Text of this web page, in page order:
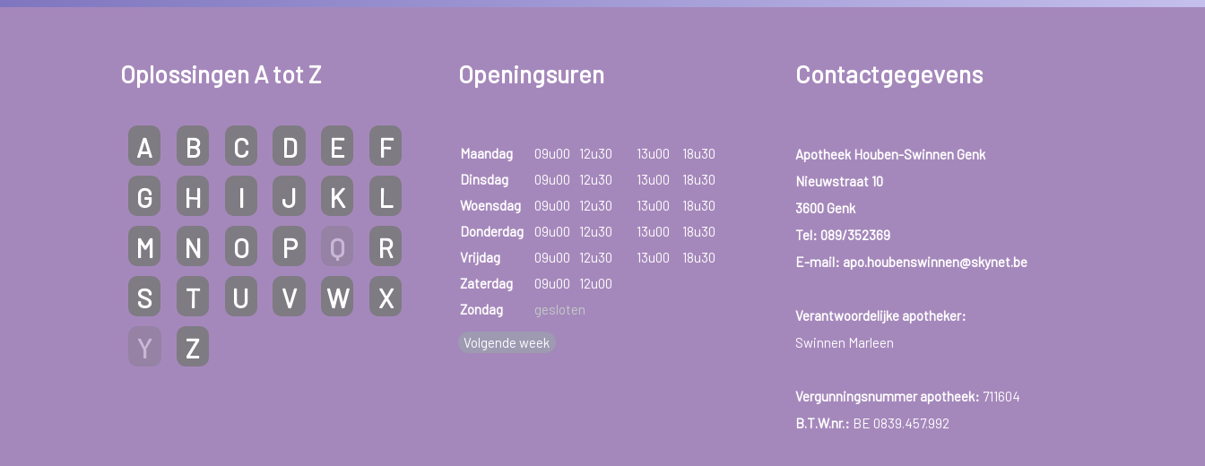
Oplossingen A tot Z
A B C D E
F
G
H I J K
L
M
N O P Q
R
S
T U V W
X
Y
Z
Openingsuren
Maandag 09u00 12u30 13u00
18u30
Dinsdag
09u00 12u30 13u00
18u30
Woensdag
09u00 12u30 13u00
18u30
Donderdag
09u00 12u30 13u00
18u30
Vrijdag
09u00 12u30 13u00
18u30
Zaterdag
09u00
12u00
Zondag
gesloten
Volgende week
Contactgegevens
Apotheek Houben-Swinnen Genk
Nieuwstraat 10
3600 Genk
Tel: 089/352369
E-mail: apo.houbenswinnen@skynet.be
Verantwoordelijke apotheker:
Swinnen Marleen
Vergunningsnummer apotheek: 711604
B.T.W.nr.: BE 0839.457.992